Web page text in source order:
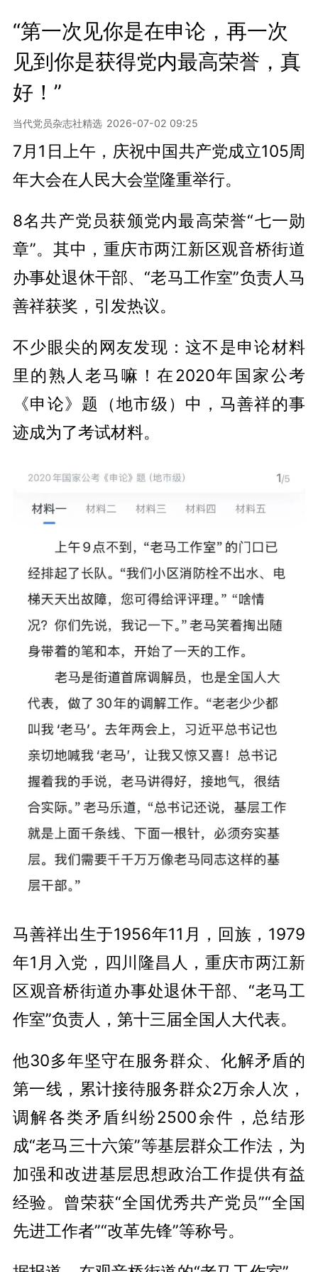
“第一次见你是在申论，再一次
见到你是获得党内最高荣誉，真
好！”
当代党员杂志社精选 2026-07-02 09:25
7月1日上午，庆祝中国共产党成立105周
年大会在人民大会堂隆重举行。
8名共产党员获颁党内最高荣誉“七一勋
章”。其中，重庆市两江新区观音桥街道
办事处退休干部、“老马工作室”负责人马
善祥获奖，引发热议。
不少眼尖的网友发现：这不是申论材料
里的熟人老马嘛！在2020年国家公考
《申论》题（地市级）中，马善祥的事
迹成为了考试材料。
马善祥出生于1956年11月，回族，1979
年1月入党，四川隆昌人，重庆市两江新
区观音桥街道办事处退休干部、“老马工
作室”负责人，第十三届全国人大代表。
他30多年坚守在服务群众、化解矛盾的
第一线，累计接待服务群众2万余人次，
调解各类矛盾纠纷2500余件，总结形
成“老马三十六策”等基层群众工作法，为
加强和改进基层思想政治工作提供有益
经验。曾荣获“全国优秀共产党员”“全国
先进工作者”“改革先锋”等称号。